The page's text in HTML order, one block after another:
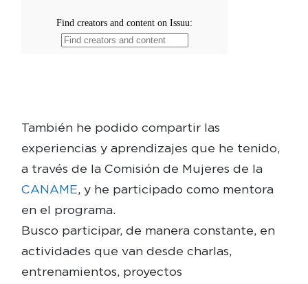
También he podido compartir las
experiencias y aprendizajes que he tenido,
a través de la Comisión de Mujeres de la
CANAME, y he participado como mentora
en el programa.
Busco participar, de manera constante, en
actividades que van desde charlas,
entrenamientos, proyectos